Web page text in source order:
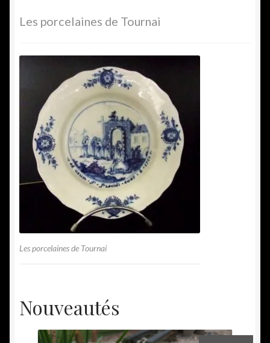
Les porcelaines de Tournai
Les porcelaines de Tournai
Nouveautés